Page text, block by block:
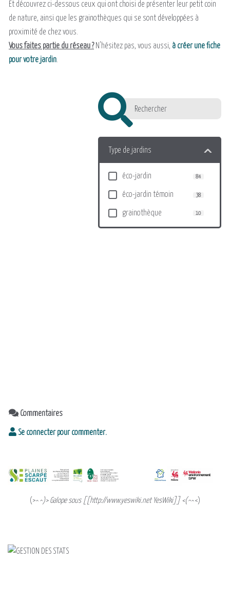
Et découvrez ci-dessous ceux qui ont choisi de présenter leur petit coin
de nature, ainsi que les grainothèques qui se sont développées à
proximité de chez vous.
Vous faites partie du réseau ?N'hésitez pas, vous aussi, à créer une fiche
pour votre jardin.
Type de jardins
éco-jardin 84
éco-jardin témoin 38
grainothèque 10
−
Commentaires
Se connecter pour commenter.
(>^ ^)> Galope sous [[http://www.yeswiki.net YesWiki]] <(^^<)